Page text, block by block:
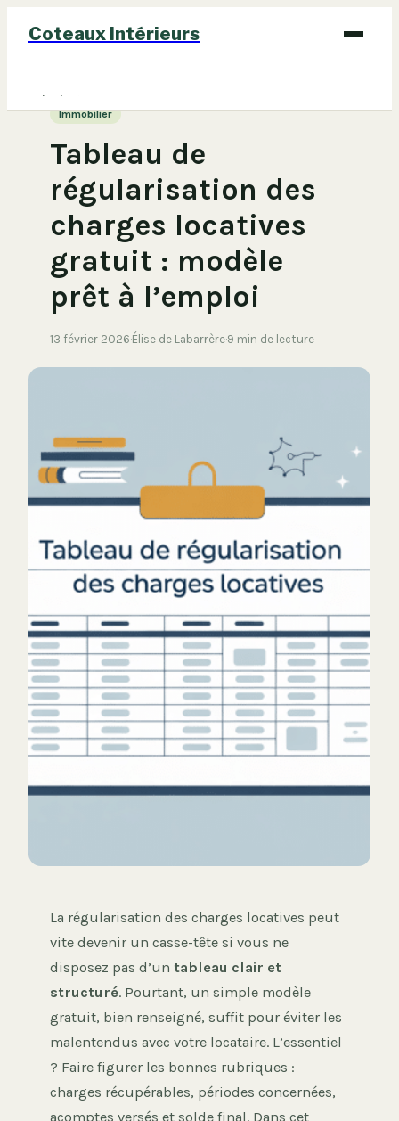
Coteaux Intérieurs
Bricolage
Jardinage
Immobilier
Tableau de
régularisation des
charges locatives
gratuit : modèle
prêt à l’emploi
13 février 2026·Élise de Labarrère·9 min de lecture
La régularisation des charges locatives peut
vite devenir un casse-tête si vous ne
disposez pas d’un tableau clair et
structuré. Pourtant, un simple modèle
gratuit, bien renseigné, suffit pour éviter les
malentendus avec votre locataire. L’essentiel
? Faire figurer les bonnes rubriques :
charges récupérables, périodes concernées,
acomptes versés et solde final. Dans cet